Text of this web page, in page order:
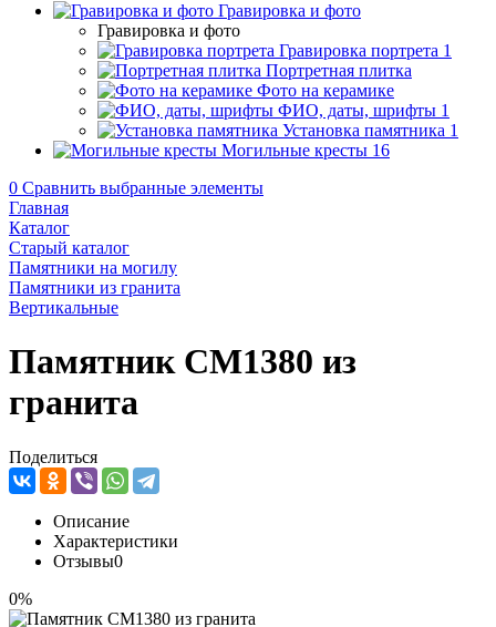
Гравировка и фото
Гравировка и фото
Гравировка портрета 1
Портретная плитка
Фото на керамике
ФИО, даты, шрифты 1
Установка памятника 1
Могильные кресты 16
0 Сравнить выбранные элементы
Главная
Каталог
Старый каталог
Памятники на могилу
Памятники из гранита
Вертикальные
Памятник CM1380 из
гранита
Поделиться
Описание
Характеристики
Отзывы0
0%